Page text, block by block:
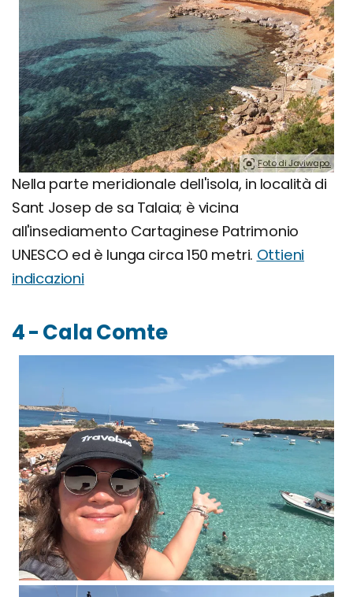
Foto di Javiwapo.
Nella parte meridionale dell'isola, in località di
Sant Josep de sa Talaia; è vicina
all'insediamento Cartaginese Patrimonio
UNESCO ed è lunga circa 150 metri. Ottieni
indicazioni
4 - Cala Comte